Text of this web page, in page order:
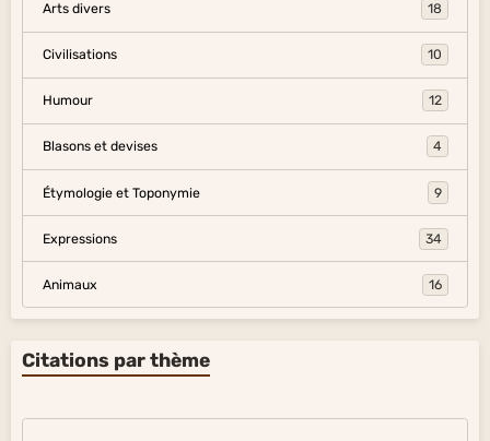
Arts divers 18
Civilisations 10
Humour 12
Blasons et devises 4
Étymologie et Toponymie 9
Expressions 34
Animaux 16
Citations par thème